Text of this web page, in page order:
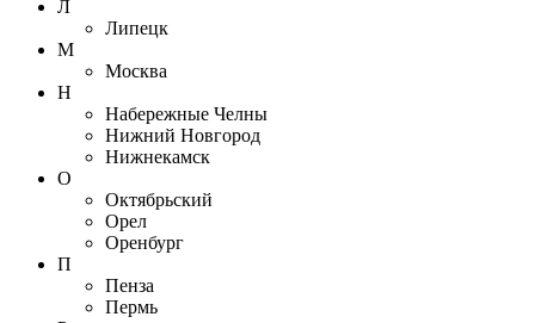
Л
Липецк
М
Москва
Н
Набережные Челны
Нижний Новгород
Нижнекамск
О
Октябрьский
Орел
Оренбург
П
Пенза
Пермь